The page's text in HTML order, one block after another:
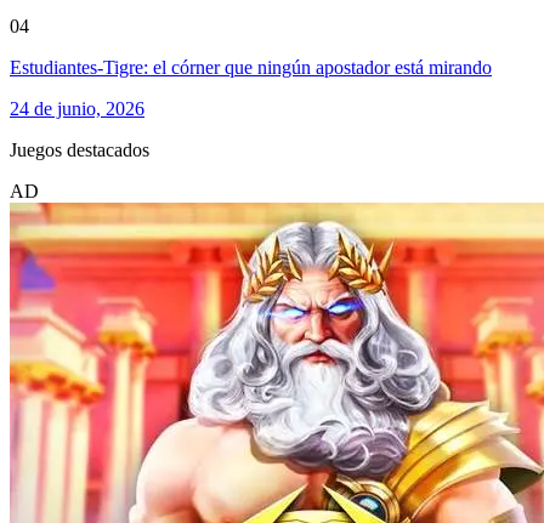
04
Estudiantes-Tigre: el córner que ningún apostador está mirando
24 de junio, 2026
Juegos destacados
AD